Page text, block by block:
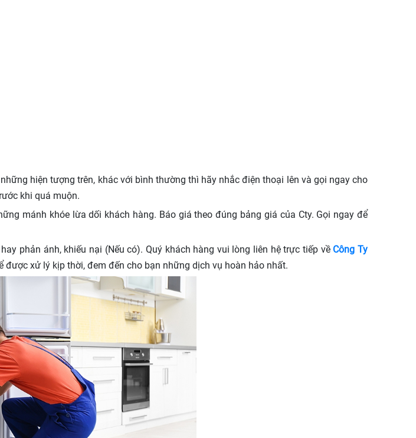
hiện tượng trên, khác với bình thường thì hãy nhắc điện thoại lên và gọi ngay cho
khi quá muộn.
mánh khóe lừa dối khách hàng. Báo giá theo đúng bảng giá của Cty. Gọi ngay để
phản ánh, khiếu nại (Nếu có). Quý khách hàng vui lòng liên hệ trực tiếp về Công Ty
được xử lý kịp thời, đem đến cho bạn những dịch vụ hoàn hảo nhất.